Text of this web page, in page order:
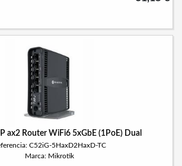
ax2 Router WiFi6 5xGbE (1PoE) Dual
C52iG-5HaxD2HaxD-TC
Marca: Mikrotik